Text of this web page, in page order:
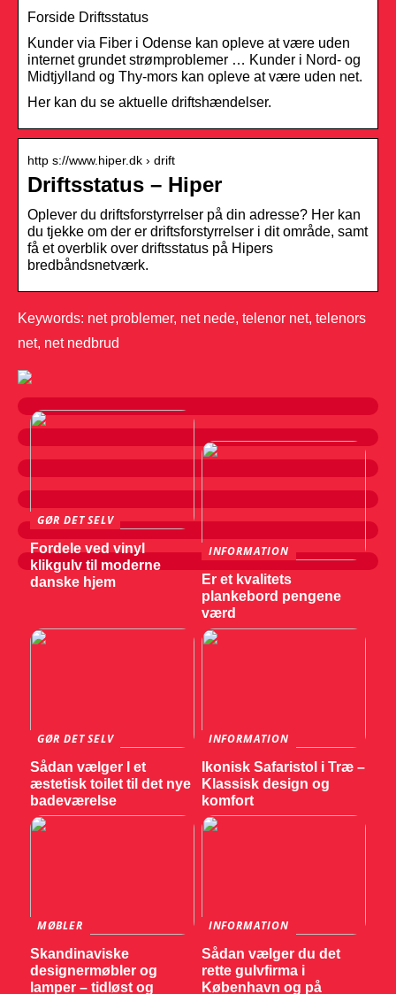
Forside Driftsstatus
Kunder via Fiber i Odense kan opleve at være uden
internet grundet strømproblemer … Kunder i Nord- og
Midtjylland og Thy-mors kan opleve at være uden net.
Her kan du se aktuelle driftshændelser.
http s://www.hiper.dk › drift
Driftsstatus – Hiper
Oplever du driftsforstyrrelser på din adresse? Her kan
du tjekke om der er driftsforstyrrelser i dit område, samt
få et overblik over driftsstatus på Hipers
bredbåndsnetværk.
Keywords: net problemer, net nede, telenor net, telenors
net, net nedbrud
GØR DET SELV
Fordele ved vinyl
klikgulv til moderne
danske hjem
INFORMATION
Er et kvalitets
plankebord pengene
værd
GØR DET SELV
Sådan vælger I et
æstetisk toilet til det nye
badeværelse
INFORMATION
Ikonisk Safaristol i Træ –
Klassisk design og
komfort
MØBLER
Skandinaviske
designermøbler og
lamper – tidløst og
INFORMATION
Sådan vælger du det
rette gulvfirma i
København og på